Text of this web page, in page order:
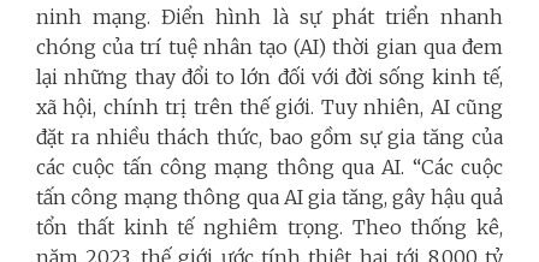
ninh mạng. Điển hình là sự phát triển nhanh
chóng của trí tuệ nhân tạo (AI) thời gian qua đem
lại những thay đổi to lớn đối với đời sống kinh tế,
xã hội, chính trị trên thế giới. Tuy nhiên, AI cũng
đặt ra nhiều thách thức, bao gồm sự gia tăng của
các cuộc tấn công mạng thông qua AI. “Các cuộc
tấn công mạng thông qua AI gia tăng, gây hậu quả
tổn thất kinh tế nghiêm trọng. Theo thống kê,
năm 2023, thế giới ước tính thiệt hại tới 8.000 tỷ